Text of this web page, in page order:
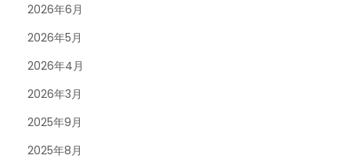
2026年6月
2026年5月
2026年4月
2026年3月
2025年9月
2025年8月